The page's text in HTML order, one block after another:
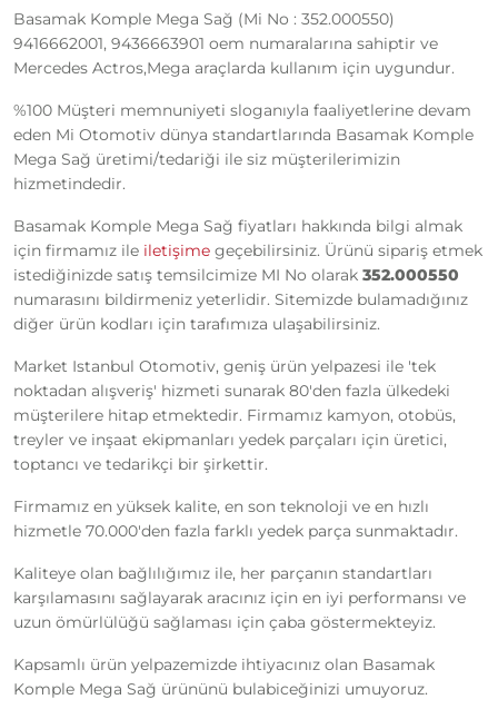
Basamak Komple Mega Sağ (Mi No : 352.000550)
9416662001, 9436663901 oem numaralarına sahiptir ve
Mercedes Actros,Mega araçlarda kullanım için uygundur.
%100 Müşteri memnuniyeti sloganıyla faaliyetlerine devam
eden Mi Otomotiv dünya standartlarında Basamak Komple
Mega Sağ üretimi/tedariği ile siz müşterilerimizin
hizmetindedir.
Basamak Komple Mega Sağ fiyatları hakkında bilgi almak
için firmamız ile iletişime geçebilirsiniz. Ürünü sipariş etmek
istediğinizde satış temsilcimize MI No olarak 352.000550
numarasını bildirmeniz yeterlidir. Sitemizde bulamadığınız
diğer ürün kodları için tarafımıza ulaşabilirsiniz.
Market Istanbul Otomotiv, geniş ürün yelpazesi ile 'tek
noktadan alışveriş' hizmeti sunarak 80'den fazla ülkedeki
müşterilere hitap etmektedir. Firmamız kamyon, otobüs,
treyler ve inşaat ekipmanları yedek parçaları için üretici,
toptancı ve tedarikçi bir şirkettir.
Firmamız en yüksek kalite, en son teknoloji ve en hızlı
hizmetle 70.000'den fazla farklı yedek parça sunmaktadır.
Kaliteye olan bağlılığımız ile, her parçanın standartları
karşılamasını sağlayarak aracınız için en iyi performansı ve
uzun ömürlülüğü sağlaması için çaba göstermekteyiz.
Kapsamlı ürün yelpazemizde ihtiyacınız olan Basamak
Komple Mega Sağ ürününü bulabiceğinizi umuyoruz.